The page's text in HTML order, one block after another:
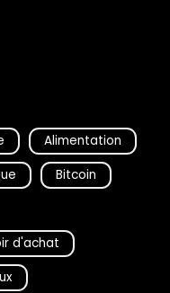
Alimentation
Bitcoin
d'achat